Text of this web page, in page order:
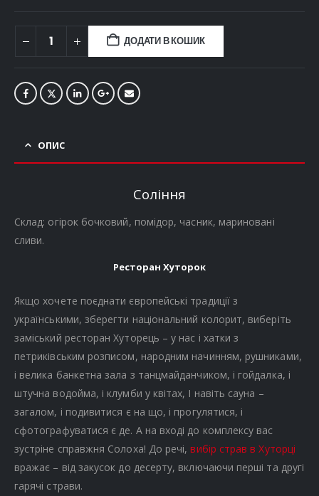
ДОДАТИ В КОШИК
ОПИС
Соління
Склад: огірок бочковий, помідор, часник, мариновані
сливи.
Ресторан Хуторок
Якщо хочете поєднати європейські традиції з
українськими, зберегти національний колорит, виберіть
заміський ресторан Хуторець – у нас і хатки з
петриківським розписом, народним начинням, рушниками,
і велика банкетна зала з танцмайданчиком, і гойдалка, і
штучна водойма, і клумби у квітах, І навіть сауна –
загалом, і подивитися є на що, і прогулятися, і
сфотографуватися є де. А на вході до комплексу вас
зустріне справжня Солоха! До речі, вибір страв в Хуторці
вражає – від закусок до десерту, включаючи перші та другі
гарячі страви.